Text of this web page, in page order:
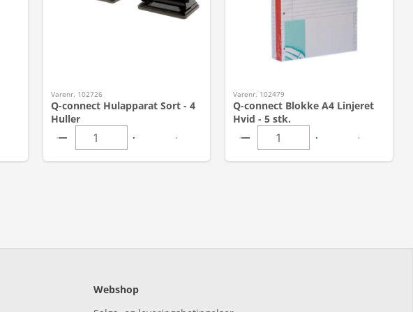
Varenr. 102726
Q-connect Hulapparat Sort - 4
Huller
Varenr. 102479
Q-connect Blokke A4 Linjeret
Hvid - 5 stk.
Webshop